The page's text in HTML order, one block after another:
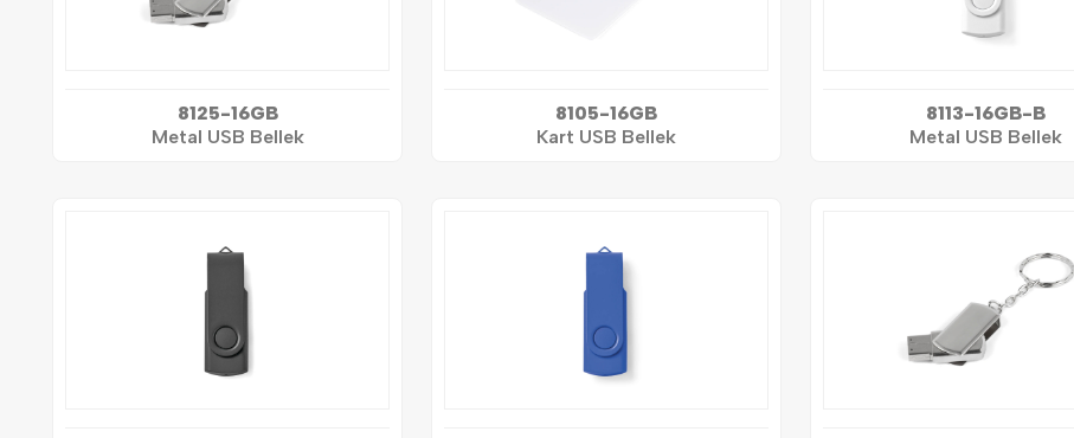
8125-16GB
Metal USB Bellek
8105-16GB
Kart USB Bellek
8113-16GB-B
Metal USB Bellek